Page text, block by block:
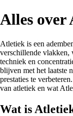
Alles over
Atletiek is een
verschillende vlakken,
techniek en
blijven met het laatste
prestaties te
van atletiek en wat
Wat is